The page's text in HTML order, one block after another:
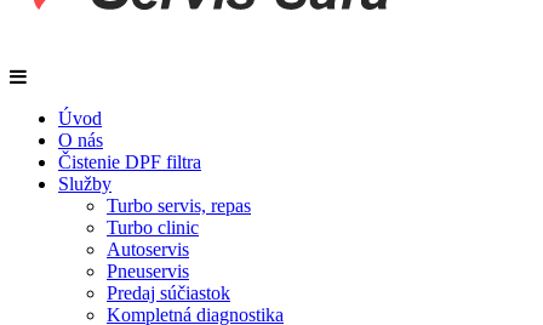
Úvod
O nás
Čistenie DPF filtra
Služby
Turbo servis, repas
Turbo clinic
Autoservis
Pneuservis
Predaj súčiastok
Kompletná diagnostika